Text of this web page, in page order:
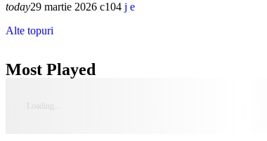
today29 martie 2026
104
Alte topuri
Most Played
Loading...